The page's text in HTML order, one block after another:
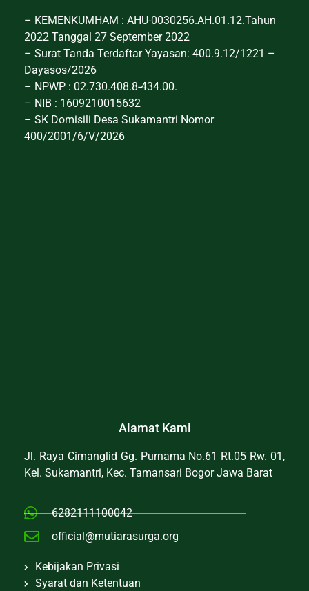
– KEMENKUMHAM : AHU-0030256.AH.01.12.Tahun
2022 Tanggal 27 September 2022
– Surat Tanda Terdaftar Yayasan: 400.9.12/1221 –
Dayasos/2026
– NPWP : 02.730.408.8-434.00.
– NIB : 1609210015632
– SK Domisili Desa Sukamantri Nomor
400/2001/6/V/2026
Alamat Kami
Jl. Raya Cimanglid Gg. Purnama No.61 Rt.05 Rw. 01,
Kel. Sukamantri, Kec. Tamansari Bogor Jawa Barat
6282111100042
official@mutiarasurga.org
Kebijakan Privasi
Syarat dan Ketentuan